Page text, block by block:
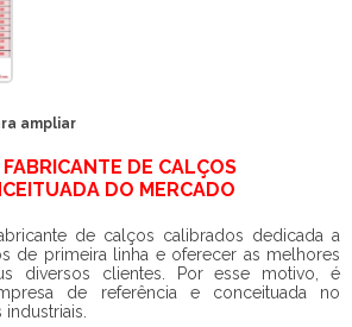
ampliar
DE CALÇOS
DO MERCADO
de calços calibrados dedicada a
de primeira linha e oferecer as melhores
diversos clientes. Por esse motivo, é
de referência e conceituada no